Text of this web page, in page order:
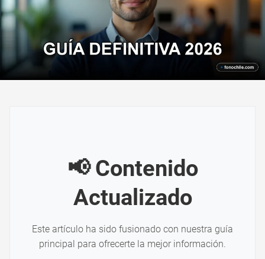
📢 Contenido
Actualizado
Este artículo ha sido fusionado con nuestra guía
principal para ofrecerte la mejor información.